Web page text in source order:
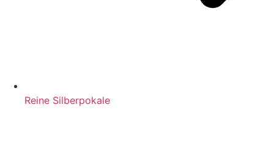
Reine Silberpokale